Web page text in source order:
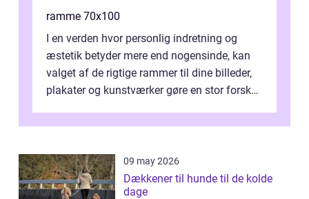
ramme 70x100
I en verden hvor personlig indretning og
æstetik betyder mere end nogensinde, kan
valget af de rigtige rammer til dine billeder,
plakater og kunstværker gøre en stor forskel.
09 may 2026
Dækkener til hunde til de kolde
dage